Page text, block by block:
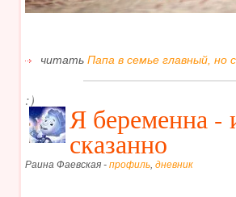
читать Папа в семье главный, но
:)
Я беременна -
сказанно
Раина Фаевская - профиль, дневник